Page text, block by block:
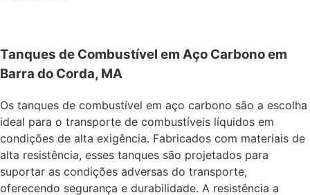
Tanques de Combustível em Aço Carbono em
Barra do Corda, MA
Os tanques de combustível em aço carbono são a escolha
ideal para o transporte de combustíveis líquidos em
condições de alta exigência. Fabricados com materiais de
alta resistência, esses tanques são projetados para
suportar as condições adversas do transporte,
oferecendo segurança e durabilidade. A resistência a